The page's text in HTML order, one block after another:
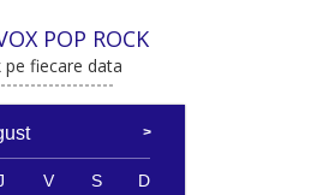
POP ROCK
fiecare data
V S D